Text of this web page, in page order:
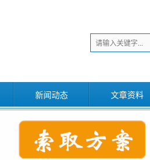
新闻动态 文章资料